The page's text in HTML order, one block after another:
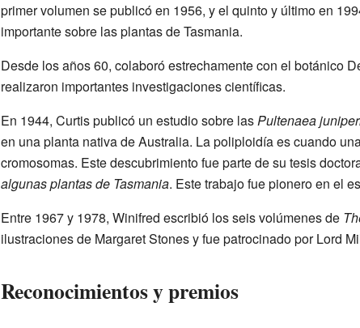
primer volumen se publicó en 1956, y el quinto y último en
importante sobre las plantas de Tasmania.
Desde los años 60, colaboró estrechamente con el botánico
realizaron importantes investigaciones científicas.
En 1944, Curtis publicó un estudio sobre lasPultenaea
en una planta nativa de Australia. La poliploidía es cuando
cromosomas. Este descubrimiento fue parte de su tesis
algunas plantas de Tasmania. Este trabajo fue pionero en el
Entre 1967 y 1978, Winifred escribió los seis volúmenes de
ilustraciones de Margaret Stones y fue patrocinado por Lord
Reconocimientos y premios